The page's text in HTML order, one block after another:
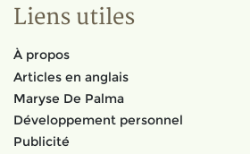
Liens utiles
À propos
Articles en anglais
Maryse De Palma
Développement personnel
Publicité